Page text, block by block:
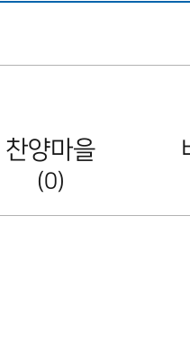
찬양마을
(0)